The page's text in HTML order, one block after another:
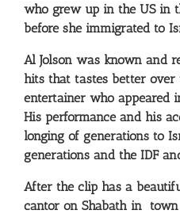
who grew up in the US in
before sheimmigrated to
Al Jolson was known and
hits that tastes better over
entertainer who appeared
His performance and his
longing of generations to
generations and the IDF
After the clip has a
cantor on Shabath in town